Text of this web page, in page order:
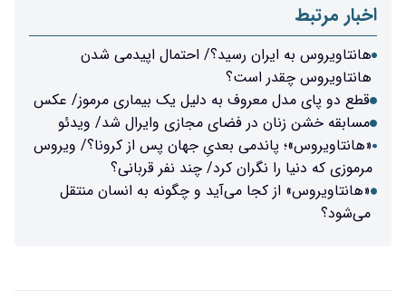
اخبار مرتبط
هانتاویروس به ایران رسید؟/ احتمال اپیدمی شدن
هانتاویروس چقدر است؟
قطع دو پای مدل معروف به دلیل یک بیماری مرموز/ عکس
مسابقه خشن زنان در فضای مجازی وایرال شد/ ویدئو
«هانتاویروس»؛ پاندمی بعدیِ جهان پس از کرونا؟/ ویروس
مرموزی که دنیا را نگران کرد/ چند نفر قربانی؟
«هانتاویروس» از کجا می‌آید و چگونه به انسان منتقل
می‌شود؟